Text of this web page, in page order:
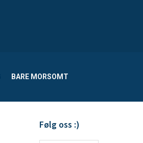
BARE MORSOMT
Følg oss :)